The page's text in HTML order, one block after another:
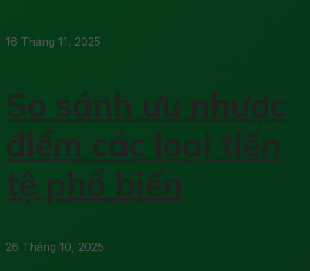
16 Tháng 11, 2025
So sánh ưu nhược
điểm các loại tiền
tệ phổ biến
26 Tháng 10, 2025